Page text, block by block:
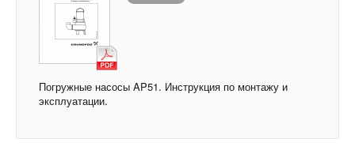
Погружные насосы AP51. Инструкция по монтажу и
эксплуатации.